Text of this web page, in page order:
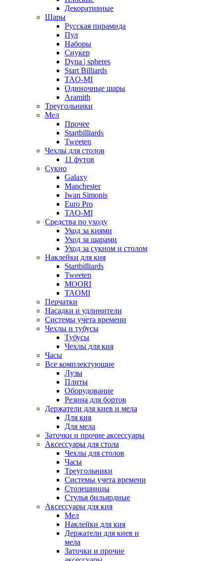
Декоративные
Шары
Русская пирамида
Пул
Наборы
Снукер
Dyna | spheres
Start Billiards
TAO-MI
Одиночные шары
Aramith
Треугольники
Мел
Прочее
Startbilliards
Tweeten
Чехлы для столов
11 футов
Сукно
Galaxy
Manchester
Iwan Simonis
Euro Pro
TAO-MI
Средства по уходу
Уход за киями
Уход за шарами
Уход за сукном и столом
Наклейки для кия
Startbilliards
Tweeten
MOORI
TAOMI
Перчатки
Насадки и удлинители
Системы учета времени
Чехлы и тубусы
Тубусы
Чехлы для кия
Часы
Все комплектующие
Лузы
Плиты
Оборудование
Резина для бортов
Держатели для киев и мела
Для кия
Для мела
Заточки и прочие аксессуары
Аксессуары для стола
Чехлы для столов
Часы
Треугольники
Системы учета времени
Столешницы
Стулья бильярдные
Аксессуары для кия
Мел
Наклейки для кия
Держатели для киев и
мела
Заточки и прочие